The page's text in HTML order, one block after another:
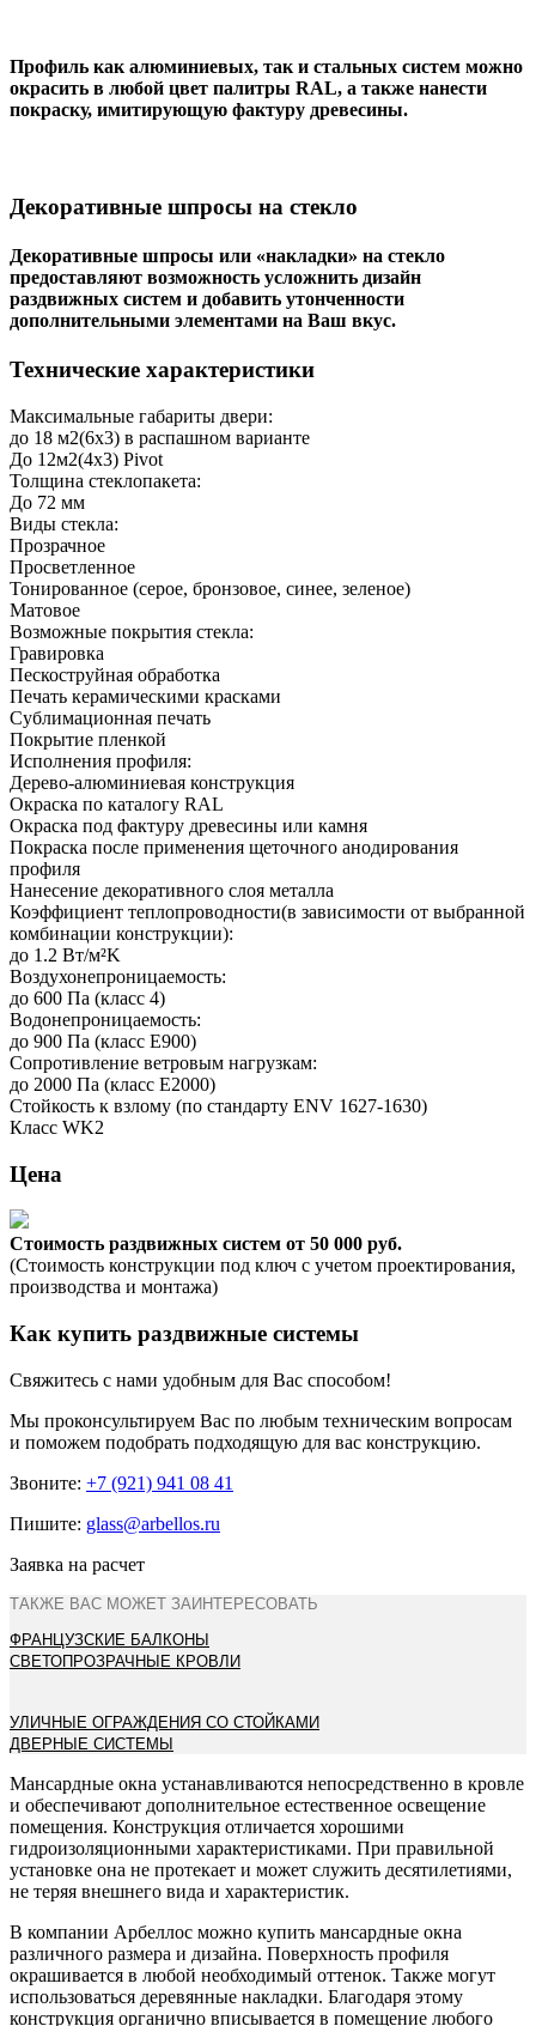
Профиль как алюминиевых, так и стальных систем можно
окрасить в любой цвет палитры RAL, а также нанести
покраску, имитирующую фактуру древесины.
Декоративные шпросы на стекло
Декоративные шпросы или «накладки» на стекло
предоставляют возможность усложнить дизайн
раздвижных систем и добавить утонченности
дополнительными элементами на Ваш вкус.
Технические характеристики
Максимальные габариты двери:
до 18 м2(6х3) в распашном варианте
До 12м2(4х3) Pivot
Толщина стеклопакета:
До 72 мм
Виды стекла:
Прозрачное
Просветленное
Тонированное (серое, бронзовое, синее, зеленое)
Матовое
Возможные покрытия стекла:
Гравировка
Пескоструйная обработка
Печать керамическими красками
Сублимационная печать
Покрытие пленкой
Исполнения профиля:
Дерево-алюминиевая конструкция
Окраска по каталогу RAL
Окраска под фактуру древесины или камня
Покраска после применения щеточного анодирования
профиля
Нанесение декоративного слоя металла
Коэффициент теплопроводности(в зависимости от выбранной
комбинации конструкции):
до 1.2 Вт/м²K
Воздухонепроницаемость:
до 600 Па (класс 4)
Водонепроницаемость:
до 900 Па (класс E900)
Сопротивление ветровым нагрузкам:
до 2000 Па (класс E2000)
Стойкость к взлому (по стандарту ENV 1627-1630)
Класс WK2
Цена
Стоимость раздвижных систем от 50 000 руб.
(Стоимость конструкции под ключ с учетом проектирования,
производства и монтажа)
Как купить раздвижные системы
Свяжитесь с нами удобным для Вас способом!
Мы проконсультируем Вас по любым техническим вопросам
и поможем подобрать подходящую для вас конструкцию.
Звоните: +7 (921) 941 08 41
Пишите: glass@arbellos.ru
Заявка на расчет
ТАКЖЕ ВАС МОЖЕТ ЗАИНТЕРЕСОВАТЬ
ФРАНЦУЗСКИЕ БАЛКОНЫ
СВЕТОПРОЗРАЧНЫЕ КРОВЛИ
УЛИЧНЫЕ ОГРАЖДЕНИЯ СО СТОЙКАМИ
ДВЕРНЫЕ СИСТЕМЫ
Мансардные окна устанавливаются непосредственно в кровле
и обеспечивают дополнительное естественное освещение
помещения. Конструкция отличается хорошими
гидроизоляционными характеристиками. При правильной
установке она не протекает и может служить десятилетиями,
не теряя внешнего вида и характеристик.
В компании Арбеллос можно купить мансардные окна
различного размера и дизайна. Поверхность профиля
окрашивается в любой необходимый оттенок. Также могут
использоваться деревянные накладки. Благодаря этому
конструкция органично вписывается в помещение любого